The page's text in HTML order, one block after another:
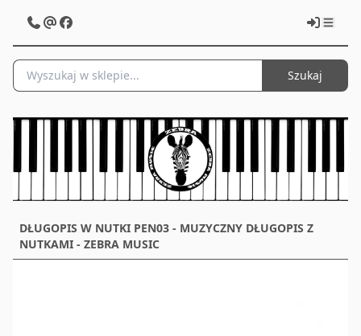
Szukaj
DŁUGOPIS W NUTKI PEN03 - MUZYCZNY DŁUGOPIS Z
NUTKAMI - ZEBRA MUSIC